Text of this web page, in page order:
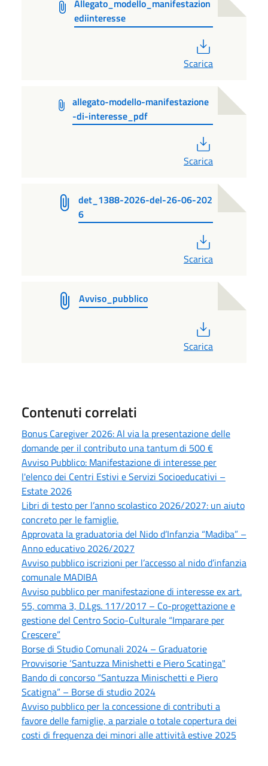
Allegato_modello_manifestazion
ediinteresse
Scarica
allegato-modello-manifestazione
-di-interesse_pdf
Scarica
det_1388-2026-del-26-06-202
6
Scarica
Avviso_pubblico
Scarica
Contenuti correlati
Bonus Caregiver 2026: Al via la presentazione delle
domande per il contributo una tantum di 500 €
Avviso Pubblico: Manifestazione di interesse per
l'elenco dei Centri Estivi e Servizi Socioeducativi –
Estate 2026
Libri di testo per l’anno scolastico 2026/2027: un aiuto
concreto per le famiglie.
Approvata la graduatoria del Nido d’Infanzia “Madiba” –
Anno educativo 2026/2027
Avviso pubblico iscrizioni per l’accesso al nido d’infanzia
comunale MADIBA
Avviso pubblico per manifestazione di interesse ex art.
55, comma 3, D.Lgs. 117/2017 – Co-progettazione e
gestione del Centro Socio-Culturale “Imparare per
Crescere”
Borse di Studio Comunali 2024 – Graduatorie
Provvisorie ‘Santuzza Minishetti e Piero Scatinga"
Bando di concorso “Santuzza Minischetti e Piero
Scatigna” – Borse di studio 2024
Avviso pubblico per la concessione di contributi a
favore delle famiglie, a parziale o totale copertura dei
costi di frequenza dei minori alle attività estive 2025